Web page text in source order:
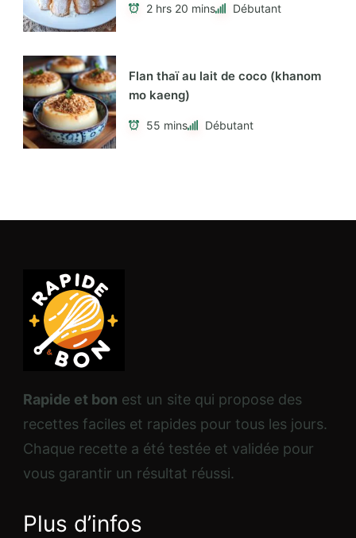
2 hrs 20 mins Débutant
Flan thaï au lait de coco (khanom
mo kaeng)
55 mins Débutant
Rapide et bon est un site qui propose des
recettes faciles et rapides pour tous les jours.
Chaque recette a été testée et validée pour
vous garantir un résultat réussi.
Plus d’infos